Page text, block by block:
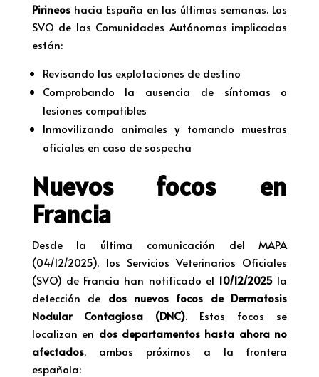
Pirineoshacia España en las últimas semanas. Los
SVO de las Comunidades Autónomas implicadas
están:
Revisando las explotaciones de destino
Comprobando la ausencia de síntomas o
lesiones compatibles
Inmovilizando animales y tomando muestras
oficiales en caso de sospecha
Nuevos focos en
Francia
Desde la última comunicación del MAPA
(04/12/2025), los Servicios Veterinarios Oficiales
(SVO) de Francia han notificado el 10/12/2025 la
detección de dos nuevos focos de Dermatosis
Nodular Contagiosa (DNC). Estos focos se
localizan en dos departamentos hasta ahora no
afectados, ambos próximos a la frontera
española: